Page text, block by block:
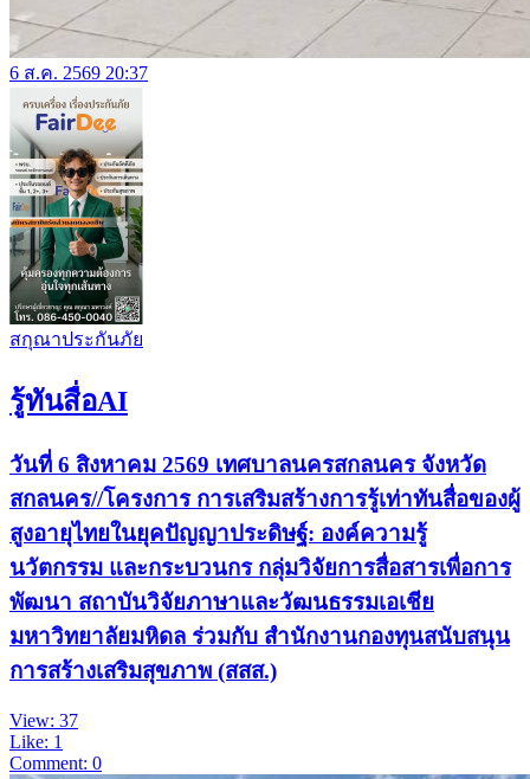
6 ส.ค. 2569 20:37
สกุณาประกันภัย
รู้ทันสื่อAI
วันที่ 6 สิงหาคม 2569 เทศบาลนครสกลนคร จังหวัด
สกลนคร//โครงการ การเสริมสร้างการรู้เท่าทันสื่อของผู้
สูงอายุไทยในยุคปัญญาประดิษฐ์: องค์ความรู้
นวัตกรรม และกระบวนกร กลุ่มวิจัยการสื่อสารเพื่อการ
พัฒนา สถาบันวิจัยภาษาและวัฒนธรรมเอเชีย
มหาวิทยาลัยมหิดล ร่วมกับ สำนักงานกองทุนสนับสนุน
การสร้างเสริมสุขภาพ (สสส.)
View: 37
Like: 1
Comment: 0